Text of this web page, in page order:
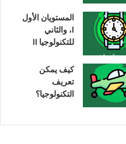
المستويان الأول
I، والثاني
للتكنولوجيا II
كيف يمكن
تعريف
التكنولوجيا؟